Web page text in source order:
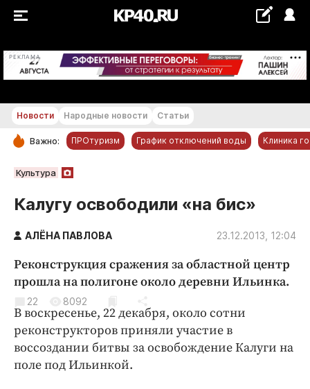
РЕКЛАМА +19...+20 °С
РУБРИКИ
Новости компаний
Статьи
Авто и транспорт
Благоустройство
Криминал
Культура
Недвижимость и ЖКХ
Новости Народные новости Статьи
Важно: ПРОтуризм График отключений воды Клиника
Культура
Калугу освободили «на бис»
АЛЁНА ПАВЛОВА 23.12.2013, 12:04
Реконструкция сражения за областной центр
прошла на полигоне около деревни Ильинка.
22 8092
В воскресенье, 22 декабря, около сотни
реконструкторов приняли участие в
воссоздании битвы за освобождение Калуги на
поле под Ильинкой.